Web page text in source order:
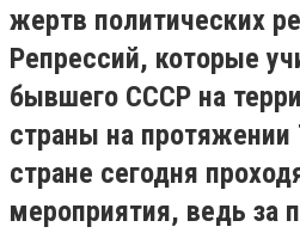
жертв политических
Репрессий, которые
бывшего СССР на
страны на протяжении
стране сегодня
мероприятия, ведь за